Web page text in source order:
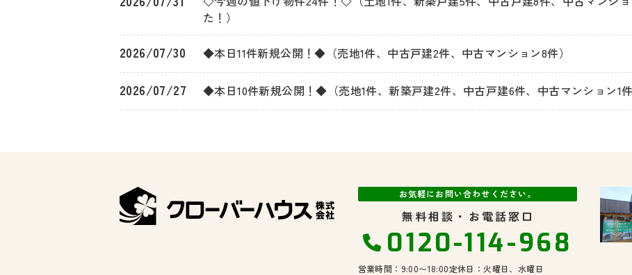
た！）
2026/07/30 ◆本日11件新規公開！◆（売地1件、中古戸建2件、中古マンション8件）
2026/07/27 ◆本日10件新規公開！◆（売地1件、新築戸建2件、中古戸建6件、中古マンション1件
お気軽にお問い合わせください。
無料相談・お電話窓口
0120-114-968
営業時間：9:00〜18:00定休日：火曜日、水曜日